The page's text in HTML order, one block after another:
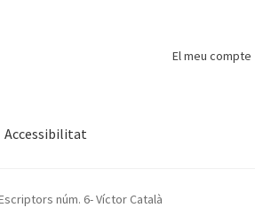
El meu compte
Accessibilitat
Payment Protecció de dades
núm. 6- Víctor Català